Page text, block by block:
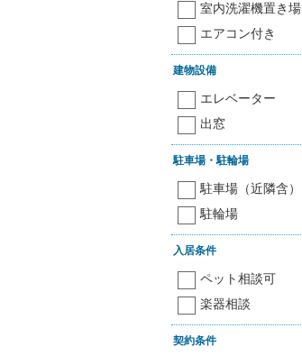
室内洗濯機置き場
エアコン付き
建物設備
エレベーター
出窓
駐車場・駐輪場
駐車場（近隣含）
駐輪場
入居条件
ペット相談可
楽器相談
契約条件